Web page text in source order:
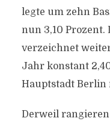
legte um zehn
nun 3,10 Prozent.
verzeichnet
Jahr konstant
Hauptstadt Berlin
Derweil